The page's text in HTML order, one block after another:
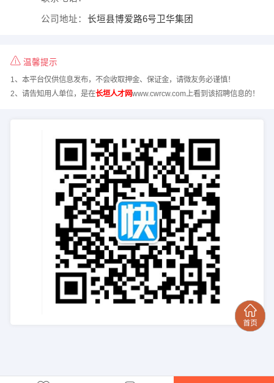
公司地址： 长垣县博爱路6号卫华集团
温馨提示
1、本平台仅供信息发布，不会收取押金、保证金，请微友务必谨慎！
2、请告知用人单位，是在长垣人才网www.cwrcw.com上看到该招聘信息的！